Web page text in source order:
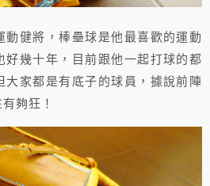
健將，棒壘球是他最喜歡的運動
好幾十年，目前跟他一起打球的都
大家都是有底子的球員，據說前陣
夠狂！